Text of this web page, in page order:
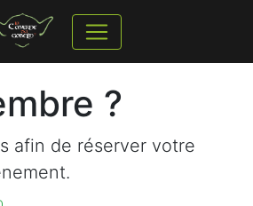
?
afin de réserver votre